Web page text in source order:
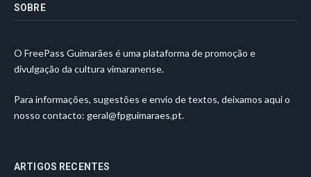
SOBRE
O FreePass Guimarães é uma plataforma de promoção e
divulgação da cultura vimaranense.
Para informações, sugestões e envio de textos, deixamos aqui o
nosso contacto: geral@fpguimaraes.pt.
ARTIGOS RECENTES